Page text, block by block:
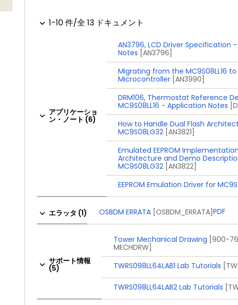
1-10件/全 13 ドキュメント
アプリケーショ
ン・ノート (6)
AN3796, LCD Driver Specification
Notes [AN3796]
Migrating from the MC9S08LL16 to
Microcontroller [AN3990]
DRM106, Thermostat Reference
MC9S08LL16 - Application Notes
How to Handle Dual Flash
MC9S08LG32 [AN3821]
Emulated EEPROM
Architecture and Demo
MC9S08LG32 [AN3822]
EEPROM Emulation Driver for
エラッタ (1) OSBDM ERRATA [OSBDM_ERRATA] PDF
サポート情報
(5)
Tower Mechanical Drawing [900-
MECHDRW]
TWRS098LL64LAB1 Lab Tutorials
TWRS098LL64LAB2 Lab Tutorials